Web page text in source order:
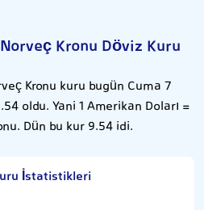
Kronu Döviz Kuru
Kronu kuru bugün Cuma 7
oldu. Yani 1 Amerikan Doları =
Dün bu kur 9.54 idi.
İstatistikleri